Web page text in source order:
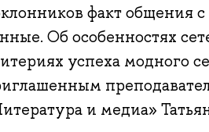
факт общения
Об особенностях
успеха модного
и медиа»